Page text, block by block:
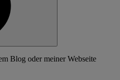
Blog oder meiner Webseite